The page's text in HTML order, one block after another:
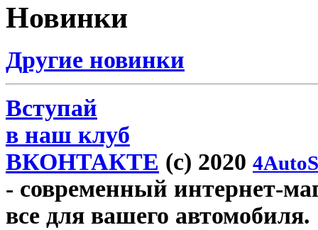
Новинки
Другие новинки
Вступай
в наш клуб
ВКОНТАКТЕ (c) 2020
- современный интернет-
все для вашего автомобиля.